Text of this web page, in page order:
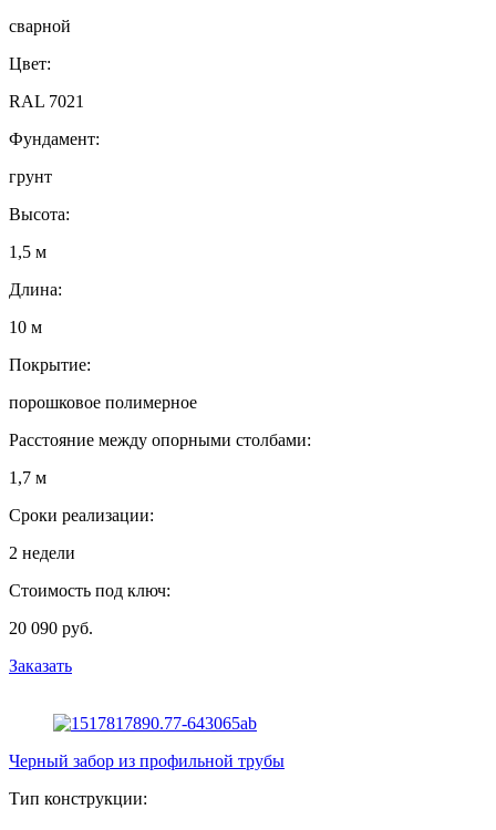
сварной
Цвет:
RAL 7021
Фундамент:
грунт
Высота:
1,5 м
Длина:
10 м
Покрытие:
порошковое полимерное
Расстояние между опорными столбами:
1,7 м
Сроки реализации:
2 недели
Стоимость под ключ:
20 090 руб.
Заказать
Черный забор из профильной трубы
Тип конструкции: